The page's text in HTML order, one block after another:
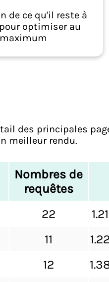
de ce qu'il reste à
optimiser au
maximum
des principales
meilleur rendu.
Nombres de
requêtes
22
11
12